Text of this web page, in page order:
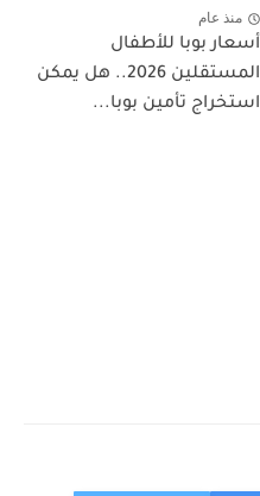
منذ عام
أسعار بوبا للأطفال
المستقلين 2026.. هل يمكن
استخراج تأمين بوبا...